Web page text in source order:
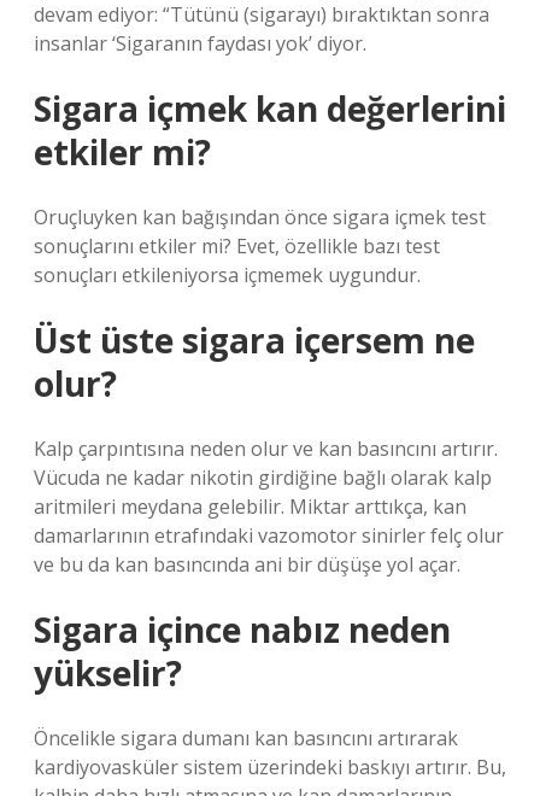
devam ediyor: “Tütünü (sigarayı) bıraktıktan sonra
insanlar ‘Sigaranın faydası yok’ diyor.
Sigara içmek kan değerlerini
etkiler mi?
Oruçluyken kan bağışından önce sigara içmek test
sonuçlarını etkiler mi? Evet, özellikle bazı test
sonuçları etkileniyorsa içmemek uygundur.
Üst üste sigara içersem ne
olur?
Kalp çarpıntısına neden olur ve kan basıncını artırır.
Vücuda ne kadar nikotin girdiğine bağlı olarak kalp
aritmileri meydana gelebilir. Miktar arttıkça, kan
damarlarının etrafındaki vazomotor sinirler felç olur
ve bu da kan basıncında ani bir düşüşe yol açar.
Sigara içince nabız neden
yükselir?
Öncelikle sigara dumanı kan basıncını artırarak
kardiyovasküler sistem üzerindeki baskıyı artırır. Bu,